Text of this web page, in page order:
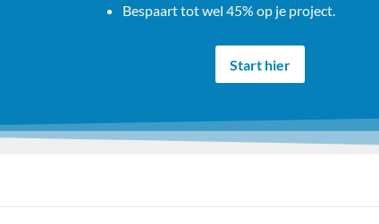
Bespaart tot wel 45% op je project.
Start hier